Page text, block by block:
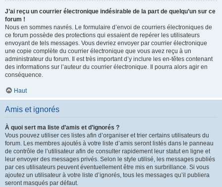
J’ai reçu un courrier électronique indésirable de la part de quelqu’un sur ce
forum !
Nous en sommes navrés. Le formulaire d’envoi de courriers électroniques de
ce forum possède des protections qui essaient de repérer les utilisateurs
envoyant de tels messages. Vous devriez envoyer par courrier électronique
une copie complète du courrier électronique que vous avez reçu à un
administrateur du forum. Il est très important d’y inclure les en-têtes contenant
des informations sur l’auteur du courrier électronique. Il pourra alors agir en
conséquence.
Haut
Amis et ignorés
À quoi sert ma liste d’amis et d’ignorés ?
Vous pouvez utiliser ces listes afin d’organiser et trier certains utilisateurs du
forum. Les membres ajoutés à votre liste d’amis seront listés dans le panneau
de contrôle de l’utilisateur afin de consulter rapidement leur statut en ligne et
leur envoyer des messages privés. Selon le style utilisé, les messages publiés
par ces utilisateurs peuvent éventuellement être mis en surbrillance. Si vous
ajoutez un utilisateur à votre liste d’ignorés, tous les messages qu’il publiera
seront masqués par défaut.